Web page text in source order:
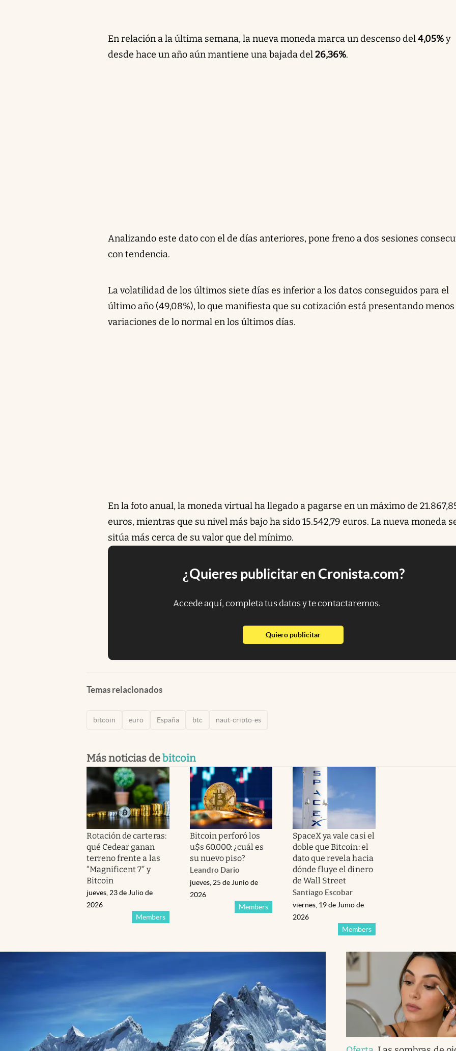
En relación a la última semana, la nueva moneda marca un descenso del4,05%y
desde hace un año aún mantiene una bajada del26,36%.
Analizando este dato con el de días anteriores, pone freno a dos sesiones
con tendencia.
La volatilidad de los últimos siete días es inferior a los datos conseguidos para el
último año (49,08%), lo que manifiesta que su cotización está presentando menos
variaciones de lo normal en los últimos días.
En la foto anual, la moneda virtual ha llegado a pagarse en un máximo de
euros, mientras que su nivel más bajo ha sido 15.542,79 euros. La nueva moneda
sitúa más cerca de su valor que del mínimo.
¿Quieres publicitar en Cronista.com?
Accede aquí, completa tus datos y te contactaremos.
Quiero publicitarabre en nueva pestaña
Temas relacionados
bitcoin euro España btc naut-cripto-es
Más noticias debitcoin
Rotación de carteras:
qué Cedear ganan
terreno frente a las
“Magnificent 7″ y
Bitcoin
Members
jueves, 23 de Julio de
2026
Bitcoin perforó los
u$s 60.000: ¿cuál es
su nuevo piso?
Leandro Dario
Members
jueves, 25 de Junio de
2026
SpaceX ya vale casi el
doble que Bitcoin: el
dato que revela hacia
dónde fluye el dinero
de Wall Street
Santiago Escobar
Members
viernes, 19 de Junio de
2026